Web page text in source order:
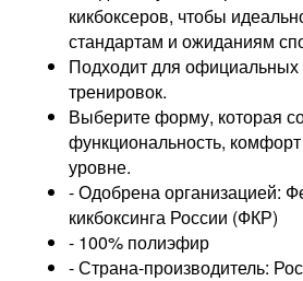
кикбоксеров, чтобы
стандартам и ожиданиям
Подходит для официальных
тренировок.
Выберите форму, которая
функциональность,
уровне.
- Одобрена организацией:
кикбоксинга России (ФКР)
- 100% полиэфир
- Страна-производитель: